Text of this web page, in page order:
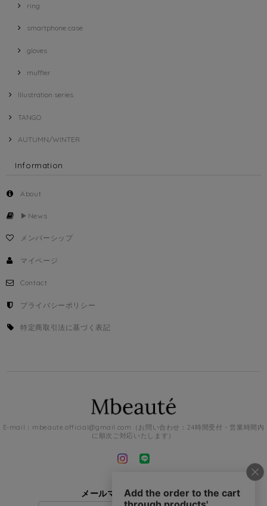
ring
smartphone case
gloves
muffler
Illustration series
TANGO
AUTUMN/WINTER
Information
About
▶︎News
メンバーシップ
マイページ
Contact
プライバシーポリシー
特定商取引法に基づく表記
E-mail： mbeaute.official@gmail.com
（お問い合わせ：24時間受付・営業時間内
に順次ご対応いたします）
メールマガジンを受け取る